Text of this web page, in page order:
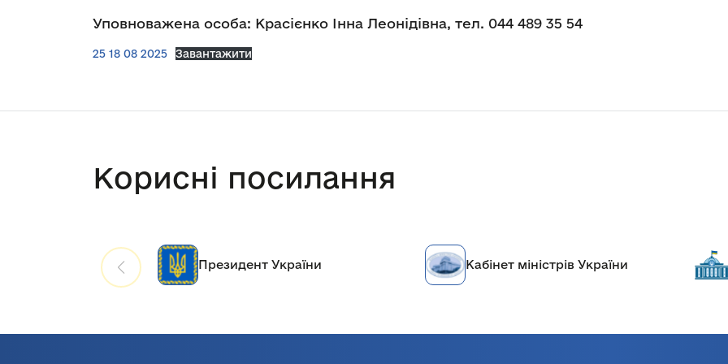
Уповноважена особа: Красієнко Інна Леонідівна, тел. 044 489 35 54
25 18 08 2025 Завантажити
Корисні посилання
Кабінет міністрів України Верховна рада України